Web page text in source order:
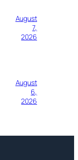
August
7,
2026
August
6,
2026